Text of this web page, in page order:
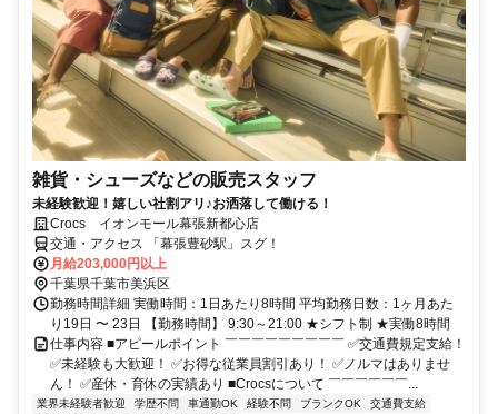
雑貨・シューズなどの販売スタッフ
未経験歓迎！嬉しい社割アリ♪お洒落して働ける！
Crocs イオンモール幕張新都心店
交通・アクセス 「幕張豊砂駅」スグ！
月給203,000円以上
千葉県千葉市美浜区
勤務時間詳細 実働時間：1日あたり8時間 平均勤務日数：1ヶ月あた
り19日 〜 23日 【勤務時間】 9:30～21:00 ★シフト制 ★実働8時間
仕事内容 ■アピールポイント ￣￣￣￣￣￣￣￣￣ ✅交通費規定支給！
✅未経験も大歓迎！ ✅お得な従業員割引あり！ ✅ノルマはありませ
ん！ ✅産休・育休の実績あり ■Crocsについて ￣￣￣￣￣￣...
業界未経験者歓迎 学歴不問 車通勤OK 経験不問 ブランクOK
交通費支給